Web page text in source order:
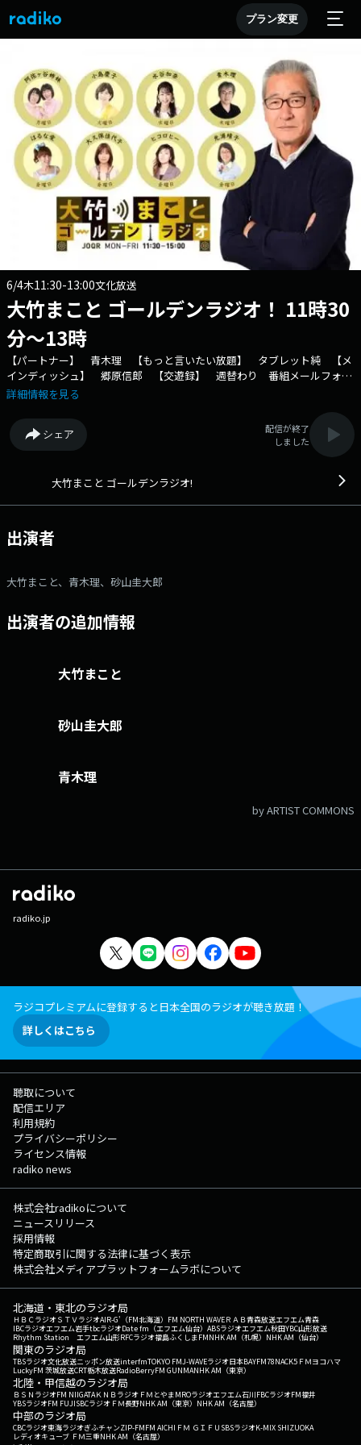
プラン変更
6/4木11:30-13:00文化放送
大竹まこと ゴールデンラジオ！ 11時30
分～13時
【パートナー】 青木理 【もっと言いたい放題】 タブレット純 【メ
インディッシュ】 郷原信郎 【交遊録】 週替わり 番組メールフォー
ム： https://form.run/@golden X（旧Twitter）ページは
「https://www.facebook.com/1134golden/」 “面白い”けれど”真
剣に”、”くだらない”けれど”正直に”。 価値観の急激な変化が迫られて
いる今。 様々な歪みが生じ、いろいろな事件、難解な問題が日々起こっ
化、・・・、細部では、コミュニケーションから生じる様々な事件、コン
考え、行動する事です。 「大竹まことゴールデンラジオ！」は、”大竹
まこと同世代”を中心に、全世代の男女に向けてお送りします。 厳しい
と、素敵に生きることを提案、日々変化するニュースを扱いながら、エン
タテインメントの心を忘れずに、”筋”の通った本気の発言をしてゆきま
golden@joqr.net 文化放送公式X（旧Twitter）アカウントは
「https://www.facebook.com/1134joqr」 文化放送公式LINEは
「@joqr_916」
詳細情報を見る
シェア
配信が終了
しました
大竹まこと ゴールデンラジオ!
出演者
大竹まこと、青木理、砂山圭大郎
出演者の追加情報
大竹まこと
砂山圭大郎
青木理
by ARTIST COMMONS
radiko.jp
ラジコプレミアムに登録すると日本全国のラジオが聴き放題！
詳しくはこちら
聴取について
配信エリア
利用規約
プライバシーポリシー
ライセンス情報
radiko news
株式会社radikoについて
ニュースリリース
採用情報
特定商取引に関する法律に基づく表示
株式会社メディアプラットフォームラボについて
北海道・東北のラジオ局
ＨＢＣラジオＳＴＶラジオAIR-G'（FM北海道） FM NORTH WAVEＲＡＢ青森放送エフエム青森
IBCラジオエフエム岩手tbcラジオDate fm（エフエム仙台） ABSラジオエフエム秋田YBC山形放送
Rhythm Station エフエム山形RFCラジオ福島ふくしまFMNHK AM（札幌） NHK AM（仙台）
関東のラジオ局
TBSラジオ文化放送ニッポン放送interfmTOKYO FMJ-WAVEラジオ日本BAYFM78NACK5 ＦＭヨコハマ
LuckyFM 茨城放送CRT栃木放送RadioBerryFM GUNMANHK AM（東京）
北陸・甲信越のラジオ局
ＢＳＮラジオFM NIIGATAＫＮＢラジオ ＦＭとやまMROラジオエフエム石川FBCラジオFM福井
YBSラジオFM FUJISBCラジオ ＦＭ長野NHK AM（東京） NHK AM（名古屋）
中部のラジオ局
CBCラジオ東海ラジオぎふチャンZIP-FMFM AICHI ＦＭ ＧＩＦＵ SBSラジオK-MIX SHIZUOKA
レディオキューブ ＦＭ三重NHK AM（名古屋）